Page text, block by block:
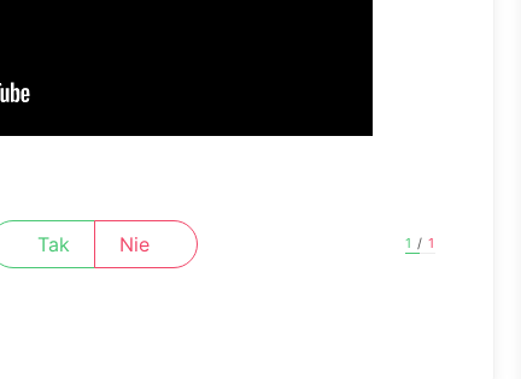
Tak Nie 1 / 1